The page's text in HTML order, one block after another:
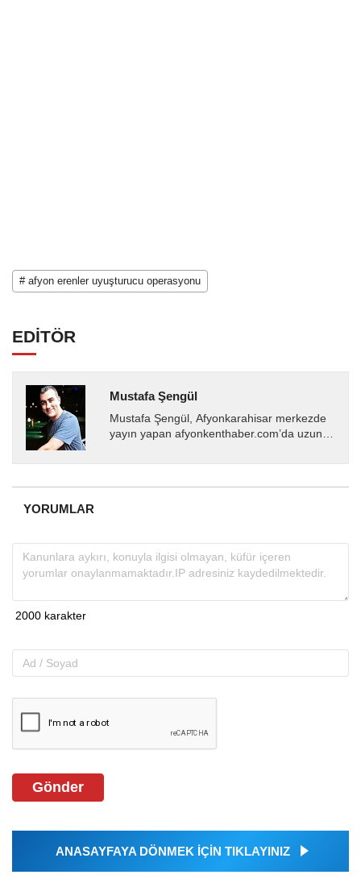
# afyon erenler uyuşturucu operasyonu
EDİTÖR
Mustafa Şengül
Mustafa Şengül, Afyonkarahisar merkezde
yayın yapan afyonkenthaber.com’da uzun
almakta, haber akışı...
YORUMLAR
Gönder
ANASAYFAYA DÖNMEK İÇİN TIKLAYINIZ